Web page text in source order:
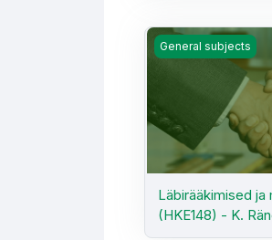
Läbirääkimised ja
General subjects
Läbirääkimised ja
(HKE148) - K.